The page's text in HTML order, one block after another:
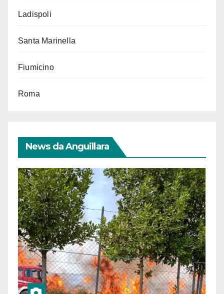
Ladispoli
Santa Marinella
Fiumicino
Roma
News da Anguillara